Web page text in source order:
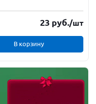
23 руб./шт
В корзину